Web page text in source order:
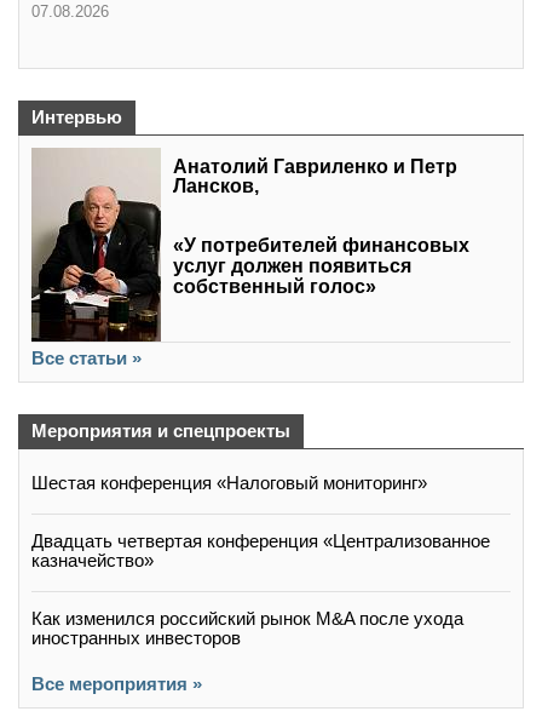
07.08.2026
Интервью
Анатолий Гавриленко и Петр
Лансков,
«У потребителей финансовых
услуг должен появиться
собственный голос»
Все статьи »
Мероприятия и спецпроекты
Шестая конференция «Налоговый мониторинг»
Двадцать четвертая конференция «Централизованное
казначейство»
Как изменился российский рынок M&A после ухода
иностранных инвесторов
Все мероприятия »